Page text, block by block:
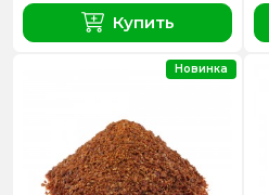
Купить
Новинка